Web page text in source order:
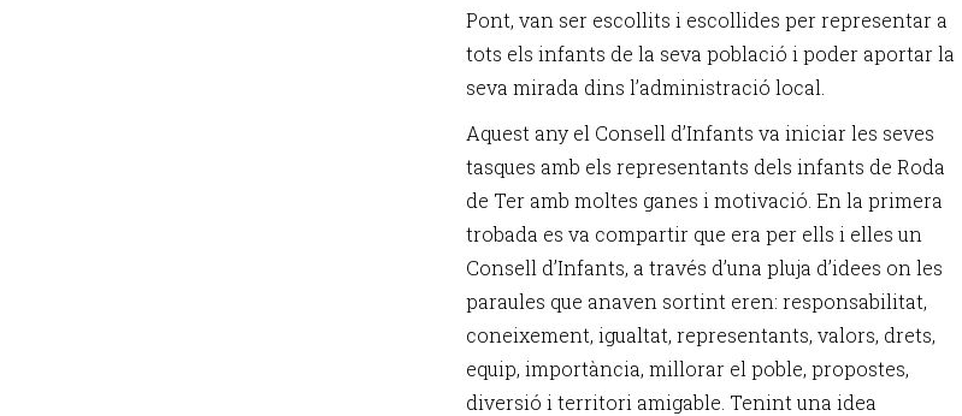
Pont, van ser escollits i escollides per representar a
tots els infants de la seva població i poder aportar la
seva mirada dins l’administració local.
Aquest any el Consell d’Infants va iniciar les seves
tasques amb els representants dels infants de Roda
de Ter amb moltes ganes i motivació. En la primera
trobada es va compartir que era per ells i elles un
Consell d’Infants, a través d’una pluja d’idees on les
paraules que anaven sortint eren: responsabilitat,
coneixement, igualtat, representants, valors, drets,
equip, importància, millorar el poble, propostes,
diversió i territori amigable. Tenint una idea